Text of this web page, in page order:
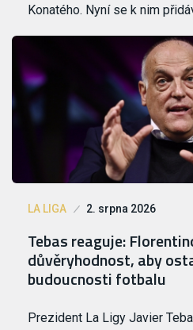
Konatého. Nyní se k nim
LA LIGA 2. srpna 2026
Tebas reaguje:
důvěryhodnost, aby
budoucnosti fotbalu
Prezident La Ligy Javier